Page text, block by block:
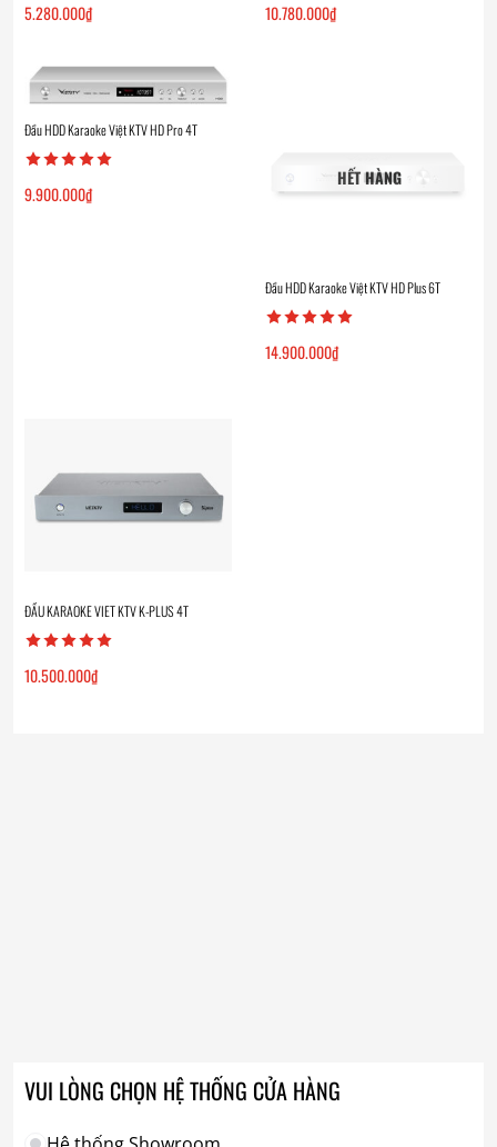
5.280.000₫ 10.780.000₫
Đầu HDD Karaoke Việt KTV HD Pro 4T
9.900.000₫
HẾT HÀNG
Đầu HDD Karaoke Việt KTV HD Plus 6T
14.900.000₫
ĐẦU KARAOKE VIET KTV K-PLUS 4T
10.500.000₫
VUI LÒNG CHỌN HỆ THỐNG CỬA HÀNG